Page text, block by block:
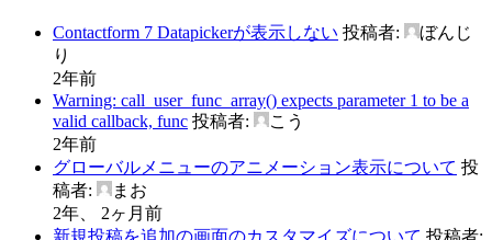
Contactform 7 Datapickerが表示しない 投稿者:
ぼんじ
り
2年前
Warning: call_user_func_array() expects parameter 1 to be a
valid callback, func 投稿者:
こう
2年前
グローバルメニューのアニメーション表示について 投
稿者:
まお
2年、 2ヶ月前